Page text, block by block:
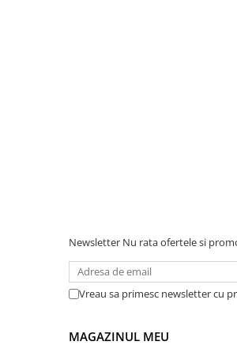
Newsletter Nu rata ofertele si
Vreau sa primesc newsletter cu
MAGAZINUL MEU